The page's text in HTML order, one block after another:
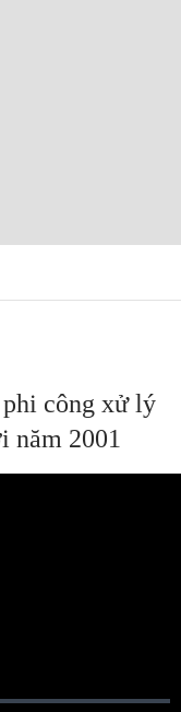
công xử lý
năm 2001